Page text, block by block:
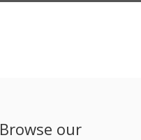
Browse our